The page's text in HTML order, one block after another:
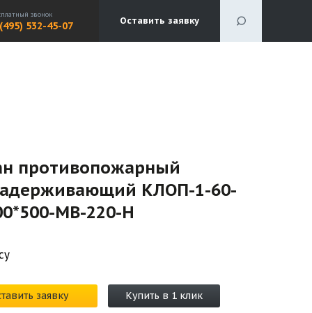
звонок
532-45-07 Оставить заявку
противопожарный
КЛОП-1-60-
МВ-220-H
заявку Купить в 1 клик